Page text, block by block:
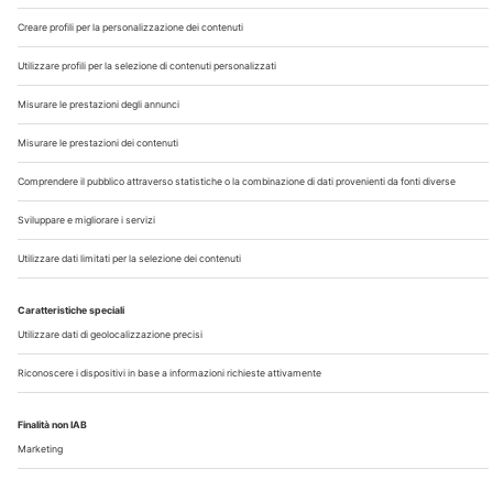
Chi Siamo
Contatti
Note Legali
Privacy
©2026 Edra S.p.a | www.edraspa.it | P.iva 08056040960
| Tel. 02/881841 | Sede legale: Viale Enrico Forlanini 21 -
20134 Milano (Italy)
Registrazione Tribunale di Milano n° 5578/2022 del
5/05/2022